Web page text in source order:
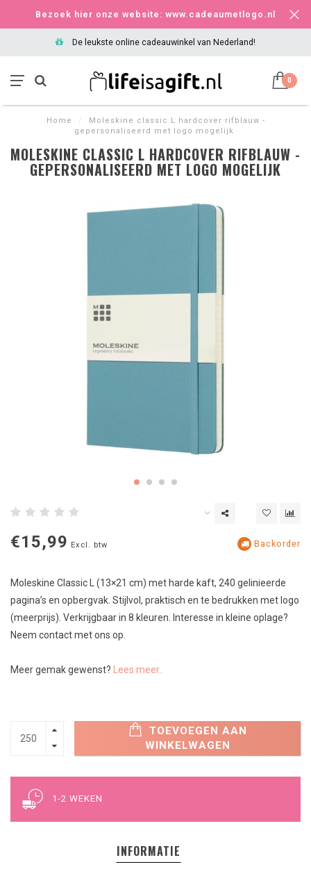
Bezoek hier onze website: www.cadeaumetlogo.nl
De leukste online cadeauwinkel van Nederland!
0
Home /
Moleskine classic L hardcover rifblauw -
gepersonaliseerd met logo mogelijk
MOLESKINE CLASSIC L HARDCOVER RIFBLAUW -
GEPERSONALISEERD MET LOGO MOGELIJK
€15,99 Excl. btw Backorder
Moleskine Classic L (13×21 cm) met harde kaft, 240 gelinieerde
pagina’s en opbergvak. Stijlvol, praktisch en te bedrukken met logo
(meerprijs). Verkrijgbaar in 8 kleuren. Interesse in kleine oplage?
Neem contact met ons op.
Meer gemak gewenst? Lees meer..
TOEVOEGEN AAN
WINKELWAGEN
1-2 WEKEN
INFORMATIE